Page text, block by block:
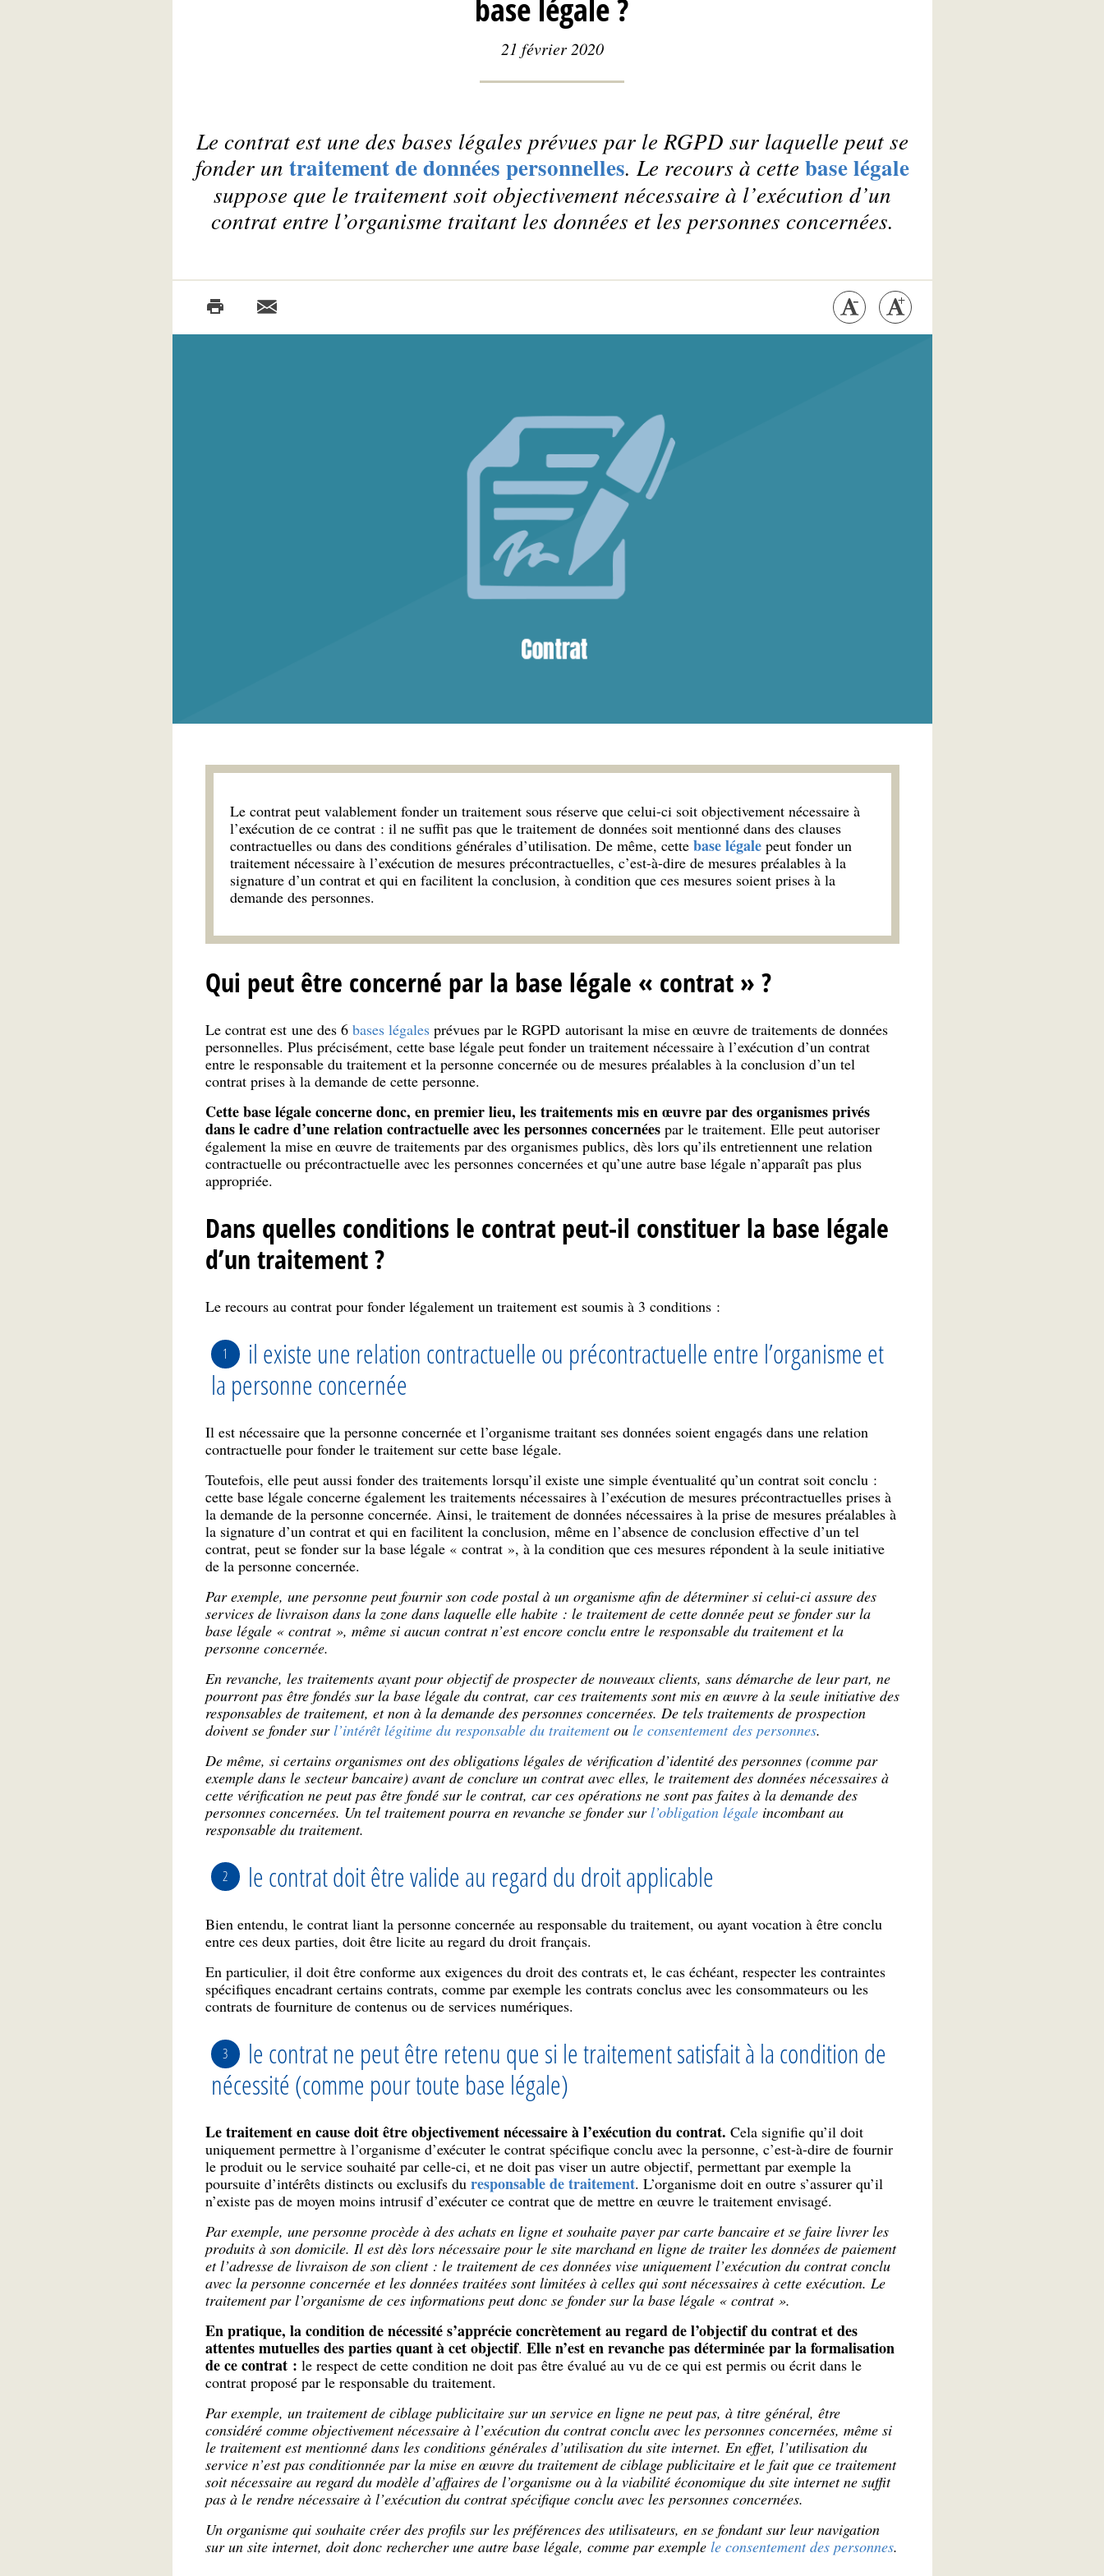
base légale ?
21 février 2020
Le contrat est une des bases légales prévues par le RGPD sur laquelle peut se
fonder un traitement de données personnelles. Le recours à cette base légale
suppose que le traitement soit objectivement nécessaire à l’exécution d’un
contrat entre l’organisme traitant les données et les personnes concernées.
Le contrat peut valablement fonder un traitement sous réserve que celui-ci soit objectivement nécessaire à
l’exécution de ce contrat : il ne suffit pas que le traitement de données soit mentionné dans des clauses
contractuelles ou dans des conditions générales d’utilisation. De même, cette base légalepeut fonder un
traitement nécessaire à l’exécution de mesures précontractuelles, c’est-à-dire de mesures préalables à la
signature d’un contrat et qui en facilitent la conclusion, à condition que ces mesures soient prises à la
demande des personnes.
Qui peut être concerné par la base légale « contrat » ?
Le contrat est une des 6 bases légalesprévues par le RGPD autorisant la mise en œuvre de traitements de données
personnelles. Plus précisément, cette base légale peut fonder un traitement nécessaire à l’exécution d’un contrat
entre le responsable du traitement et la personne concernée ou de mesures préalables à la conclusion d’un tel
contrat prises à la demande de cette personne.
Cette base légale concerne donc, en premier lieu, les traitements mis en œuvre par des organismes privés
dans le cadre d’une relation contractuelle avec les personnes concernéespar le traitement. Elle peut autoriser
également la mise en œuvre de traitements par des organismes publics, dès lors qu’ils entretiennent une relation
contractuelle ou précontractuelle avec les personnes concernées et qu’une autre base légale n’apparaît pas plus
appropriée.
Dans quelles conditions le contrat peut-il constituer la base légale
d’un traitement ?
Le recours au contrat pour fonder légalement un traitement est soumis à 3 conditions :
il existe une relation contractuelle ou précontractuelle entre l’organisme et
la personne concernée
Il est nécessaire que la personne concernée et l’organisme traitant ses données soient engagés dans une relation
contractuelle pour fonder le traitement sur cette base légale.
Toutefois, elle peut aussi fonder des traitements lorsqu’il existe une simple éventualité qu’un contrat soit conclu :
cette base légale concerne également les traitements nécessaires à l’exécution de mesures précontractuelles prises à
la demande de la personne concernée. Ainsi, le traitement de données nécessaires à la prise de mesures préalables à
la signature d’un contrat et qui en facilitent la conclusion, même en l’absence de conclusion effective d’un tel
contrat, peut se fonder sur la base légale « contrat », à la condition que ces mesures répondent à la seule initiative
de la personne concernée.
Par exemple, une personne peut fournir son code postal à un organisme afin de déterminer si celui-ci assure des
services de livraison dans la zone dans laquelle elle habite : le traitement de cette donnée peut se fonder sur la
base légale « contrat », même si aucun contrat n’est encore conclu entre le responsable du traitement et la
personne concernée.
En revanche, les traitements ayant pour objectif de prospecter de nouveaux clients, sans démarche de leur part, ne
pourront pas être fondés sur la base légale du contrat, car ces traitements sont mis en œuvre à la seule initiative des
responsables de traitement, et non à la demande des personnes concernées. De tels traitements de prospection
doivent se fonder surl’intérêt légitime du responsable du traitementou le consentementdes personnes.
De même, si certains organismes ont des obligations légales de vérification d’identité des personnes (comme par
exemple dans le secteur bancaire) avant de conclure un contrat avec elles, le traitement des données nécessaires à
cette vérification ne peut pas être fondé sur le contrat, car ces opérations ne sont pas faites à la demande des
personnes concernées. Un tel traitement pourra en revanche se fonder surl’obligation légaleincombant au
responsable du traitement.
le contrat doit être valide au regard du droit applicable
Bien entendu, le contrat liant la personne concernée au responsable du traitement, ou ayant vocation à être conclu
entre ces deux parties, doit être licite au regard du droit français.
En particulier, il doit être conforme aux exigences du droit des contrats et, le cas échéant, respecter les contraintes
spécifiques encadrant certains contrats, comme par exemple les contrats conclus avec les consommateurs ou les
contrats de fourniture de contenus ou de services numériques.
le contrat ne peut être retenu que si le traitement satisfait à la condition de
nécessité (comme pour toute base légale)
Le traitement en cause doit être objectivement nécessaire à l’exécution du contrat. Cela signifie qu’il doit
uniquement permettre à l’organisme d’exécuter le contrat spécifique conclu avec la personne, c’est-à-dire de fournir
le produit ou le service souhaité par celle-ci, et ne doit pas viser un autre objectif, permettant par exemple la
poursuite d’intérêts distincts ou exclusifs du responsable de traitement. L’organisme doit en outre s’assurer qu’il
n’existe pas de moyen moins intrusif d’exécuter ce contrat que de mettre en œuvre le traitement envisagé.
Par exemple, une personne procède à des achats en ligne et souhaite payer par carte bancaire et se faire livrer les
produits à son domicile. Il est dès lors nécessaire pour le site marchand en ligne de traiter les données de paiement
et l’adresse de livraison de son client : le traitement de ces données vise uniquement l’exécution du contrat conclu
avec la personne concernée et les données traitées sont limitées à celles qui sont nécessaires à cette exécution. Le
traitement par l’organisme de ces informations peut donc se fonder sur la base légale « contrat ».
En pratique, la condition de nécessité s’apprécie concrètement au regard de l’objectif du contrat et des
attentes mutuelles des parties quant à cet objectif. Elle n’est en revanche pas déterminée par la formalisation
de ce contrat : le respect de cette condition ne doit pas être évalué au vu de ce qui est permis ou écrit dans le
contrat proposé par le responsable du traitement.
Par exemple, un traitement de ciblage publicitaire sur un service en ligne ne peut pas, à titre général, être
considéré comme objectivement nécessaire à l’exécution du contrat conclu avec les personnes concernées, même si
le traitement est mentionné dans les conditions générales d’utilisation du site internet. En effet, l’utilisation du
service n’est pas conditionnée par la mise en œuvre du traitement de ciblage publicitaire et le fait que ce traitement
soit nécessaire au regard du modèle d’affaires de l’organisme ou à la viabilité économique du site internet ne suffit
pas à le rendre nécessaire à l’exécution du contrat spécifique conclu avec les personnes concernées.
Un organisme qui souhaite créer des profils sur les préférences des utilisateurs, en se fondant sur leur navigation
sur un site internet, doit donc rechercher une autre base légale, comme par exemple le consentement des personnes.